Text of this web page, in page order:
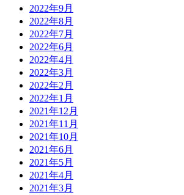
2022年9月
2022年8月
2022年7月
2022年6月
2022年4月
2022年3月
2022年2月
2022年1月
2021年12月
2021年11月
2021年10月
2021年6月
2021年5月
2021年4月
2021年3月